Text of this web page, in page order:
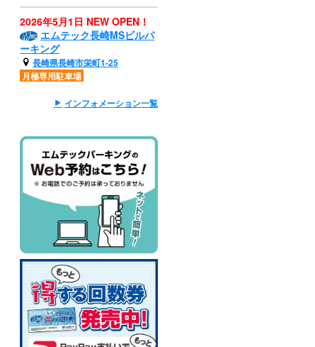
2026年5月1日 NEW OPEN！
エムテック長崎MSビルパ
ーキング
長崎県長崎市栄町1-25
月極専用駐車場
インフォメーション一覧